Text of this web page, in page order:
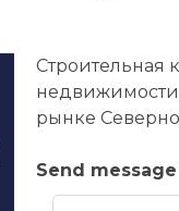
Строительная
рынке
Send